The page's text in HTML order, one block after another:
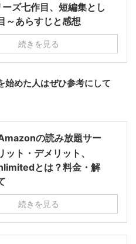
ズ七作目、短編集とし
～あらすじと感想
続きを見る
始めた人はぜひ参考にして
の読み放題サー
ット・デメリット、
とは？料金・解
続きを見る